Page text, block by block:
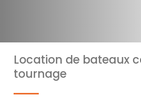
Location de bateaux
tournage